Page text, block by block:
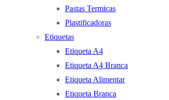
Pastas Termicas
Plastificadoras
Etiquetas
Etiqueta A4
Etiqueta A4 Branca
Etiqueta Alimentar
Etiqueta Branca